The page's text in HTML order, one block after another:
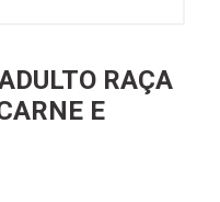
RAÇA
E